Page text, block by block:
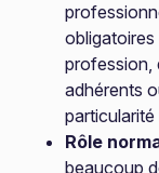
obligatoires
profession,
adhérents
Rôle
beaucoup